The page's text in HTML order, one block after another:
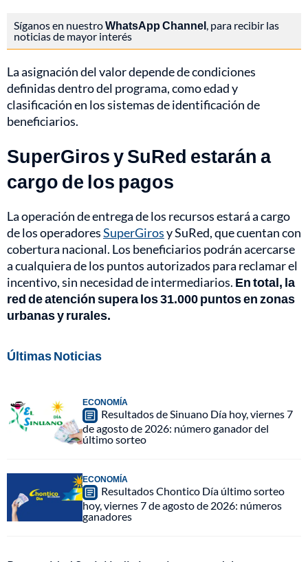
Síganos en nuestroWhatsApp Channel, para recibir las
noticias de mayor interés
La asignación del valor depende de condiciones
definidas dentro del programa, como edad y
clasificación en los sistemas de identificación de
beneficiarios.
SuperGiros y SuRed estarán a
cargo de los pagos
La operación de entrega de los recursos estará a cargo
de los operadoresSuperGirosy SuRed, que cuentan con
cobertura nacional. Los beneficiarios podrán acercarse
a cualquiera de los puntos autorizados para reclamar el
incentivo, sin necesidad de intermediarios. En total, la
red de atención supera los 31.000 puntos en zonas
urbanas y rurales.
Últimas Noticias
ECONOMÍA
Resultados de Sinuano Día hoy, viernes 7
de agosto de 2026: número ganador del
último sorteo
ECONOMÍA
Resultados Chontico Día último sorteo
hoy, viernes 7 de agosto de 2026: números
ganadores